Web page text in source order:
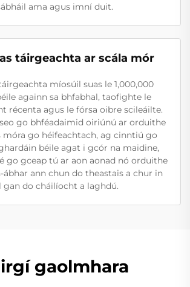
ama agus imní duit.
táirgeachta ar scála mór
míosúil suas le 1,000,000
againn sa bhfabhal, taofighte le
récenta agus le fórsa oibre scileáilte.
go bhféadaimid oiriúnú ar orduithe
móra go héifeachtach, ag cinntiú go
béile agat i gcór na maidine,
go gceap tú ar aon aonad nó orduithe
ábhar ann chun do theastais a chur in
gan do cháilíocht a laghdú.
gaolmhara